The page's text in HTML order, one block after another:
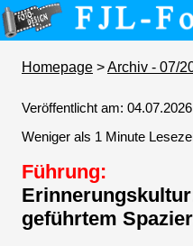
Homepage >Archiv - 07/
Veröffentlicht am:
Weniger als 1 Minute
Führung:
geführtem